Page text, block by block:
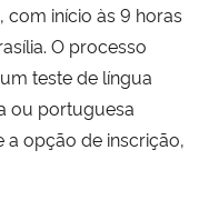
com início às 9 horas
O processo
teste de língua
ou portuguesa
opção de inscrição,